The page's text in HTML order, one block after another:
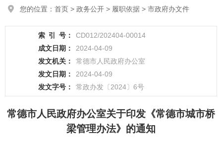
您的位置： 首页 > 政务公开 > 履职依据 > 市政府办文件
索 引 号：
CD012/202404-00014
成文日期：
2024-04-09
发文机关：
常德市人民政府办公室
发文日期：
2024-04-09
发文字号：
常政办发〔2024〕6号
常德市人民政府办公室关于印发《常德市城市桥
梁管理办法》的通知